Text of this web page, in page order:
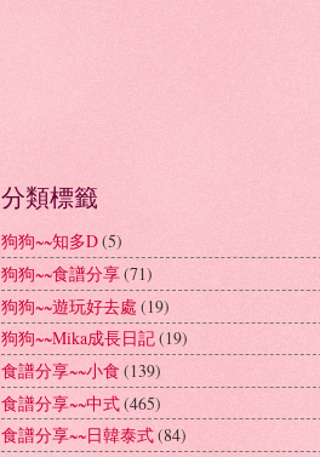
分類標籤
狗狗~~知多D(5)
狗狗~~食譜分享(71)
狗狗~~遊玩好去處 (19)
狗狗~~Mika成長日記(19)
食譜分享~~小食 (139)
食譜分享~~中式(465)
食譜分享~~日韓泰式(84)